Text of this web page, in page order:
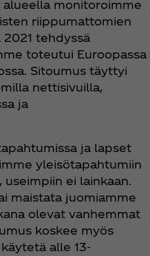
alueella monitoroimme
riippumattomien
2021 tehdyssä
toteutui Euroopassa
Sitoumus täyttyi
nettisivuilla,
ja
ja lapset
yleisötapahtumiin
useimpiin ei lainkaan.
maistata juomiamme
olevat vanhemmat
koskee myös
alle 13-